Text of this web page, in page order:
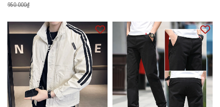
950.000₫